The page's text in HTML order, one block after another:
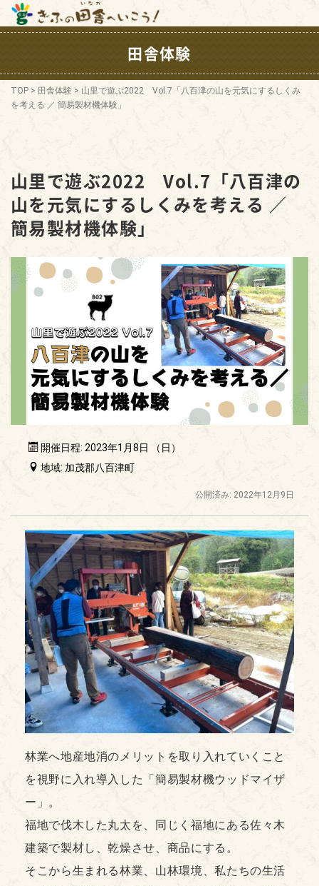
田舎体験
TOP > 田舎体験 > 山里で遊ぶ2022 Vol.7「八百津の山を元気にするしくみ
を考える ／ 簡易製材機体験」
山里で遊ぶ2022 Vol.7「八百津の
山を元気にするしくみを考える ／
簡易製材機体験」
開催日程: 2023年1月8日 （日）
地域: 加茂郡八百津町
公開済み: 2022年12月9日
林業へ地産地消のメリットを取り入れていくこと
を視野に入れ導入した「簡易製材機ウッドマイザ
ー」。
福地で伐木した丸太を、同じく福地にある佐々木
建築で製材し、乾燥させ、商品にする。
そこから生まれる林業、山林環境、私たちの生活